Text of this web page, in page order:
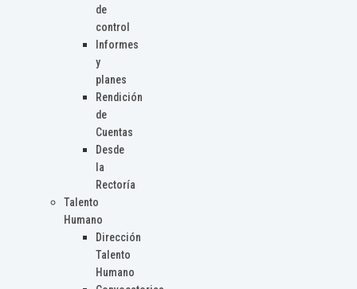
de
control
Informes
y
planes
Rendición
de
Cuentas
Desde
la
Rectoría
Talento
Humano
Dirección
Talento
Humano